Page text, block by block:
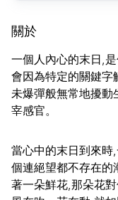
關於
一個人內心的末日,
會因為特定的關鍵字
未爆彈般無常地擾
宰感官。
當心中的末日到來時
個連絕望都不存在的
著一朵鮮花,那朵花